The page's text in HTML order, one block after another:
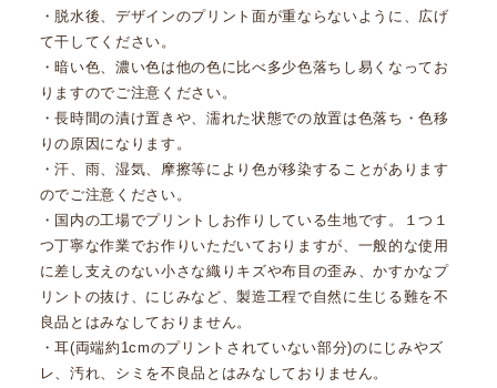
・脱水後、デザインのプリント面が重ならないように、広げ
て干してください。
・暗い色、濃い色は他の色に比べ多少色落ちし易くなってお
りますのでご注意ください。
・長時間の漬け置きや、濡れた状態での放置は色落ち・色移
りの原因になります。
・汗、雨、湿気、摩擦等により色が移染することがあります
のでご注意ください。
・国内の工場でプリントしお作りしている生地です。１つ１
つ丁寧な作業でお作りいただいておりますが、一般的な使用
に差し支えのない小さな織りキズや布目の歪み、かすかなプ
リントの抜け、にじみなど、製造工程で自然に生じる難を不
良品とはみなしておりません。
・耳(両端約1cmのプリントされていない部分)のにじみやズ
レ、汚れ、シミを不良品とはみなしておりません。